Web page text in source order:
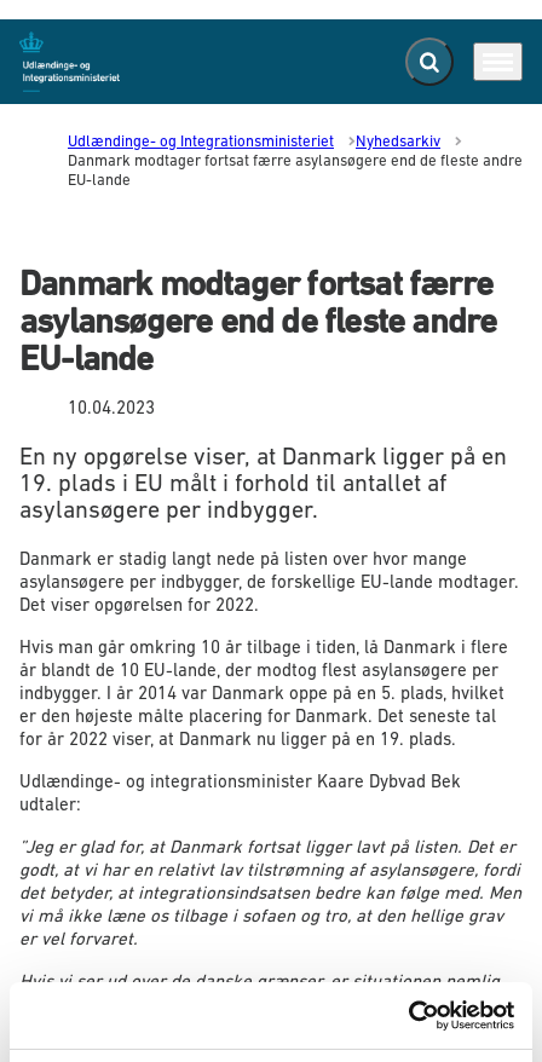
Gå til forsiden Fold søgefelt ud
Udlændinge- og Integrationsministeriet
Nyhedsarkiv
Danmark modtager fortsat færre asylansøgere end de fleste andre
EU-lande
Danmark modtager fortsat færre
asylansøgere end de fleste andre
EU-lande
10.04.2023
En ny opgørelse viser, at Danmark ligger på en
19. plads i EU målt i forhold til antallet af
asylansøgere per indbygger.
Danmark er stadig langt nede på listen over hvor mange
asylansøgere per indbygger, de forskellige EU-lande modtager.
Det viser opgørelsen for 2022.
Hvis man går omkring 10 år tilbage i tiden, lå Danmark i flere
år blandt de 10 EU-lande, der modtog flest asylansøgere per
indbygger. I år 2014 var Danmark oppe på en 5. plads, hvilket
er den højeste målte placering for Danmark. Det seneste tal
for år 2022 viser, at Danmark nu ligger på en 19. plads.
Udlændinge- og integrationsminister Kaare Dybvad Bek
udtaler:
”Jeg er glad for, at Danmark fortsat ligger lavt på listen. Det er
godt, at vi har en relativt lav tilstrømning af asylansøgere, fordi
det betyder, at integrationsindsatsen bedre kan følge med. Men
vi må ikke læne os tilbage i sofaen og tro, at den hellige grav
er vel forvaret.
Hvis vi ser ud over de danske grænser, er situationen nemlig
en helt anden. Sidste år søgte mere end 950.000 om asyl i EU.
Det er det højeste tal siden migrationskrisen i 2015-16. Østrig
– et land med knap 9 millioner indbyggere – modtog mere end